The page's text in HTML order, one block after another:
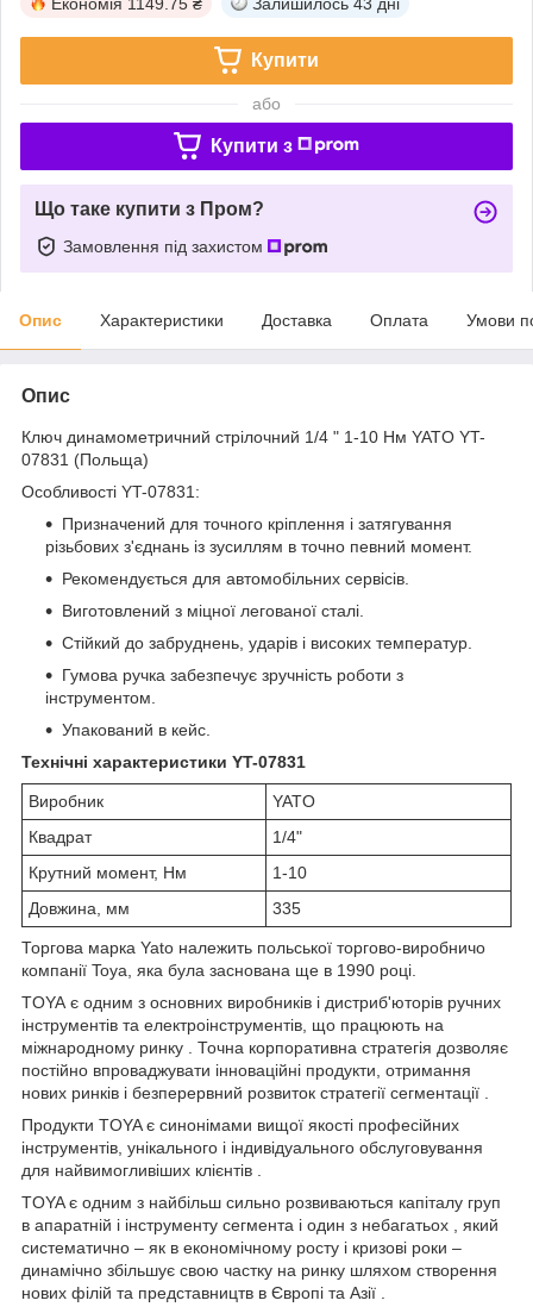
Купити
або
Купити з
Що таке купити з Пром?
Замовлення під захистом
Опис Характеристики Доставка Оплата Умови
Опис
Ключ динамометричний стрілочний 1/4 " 1-10 Нм YATO YT-
07831 (Польща)
Особливості YT-07831:
Призначений для точного кріплення і затягування
різьбових з'єднань із зусиллям в точно певний момент.
Рекомендується для автомобільних сервісів.
Виготовлений з міцної легованої сталі.
Стійкий до забруднень, ударів і високих температур.
Гумова ручка забезпечує зручність роботи з
інструментом.
Упакований в кейс.
Технічні характеристики YT-07831
Виробник
YATO
Квадрат
1/4"
Крутний момент, Нм
1-10
Довжина, мм
335
Торгова марка Yato належить польської торгово-виробничо
компанії Toya, яка була заснована ще в 1990 році.
TOYA є одним з основних виробників і дистриб'юторів ручних
інструментів та електроінструментів, що працюють на
міжнародному ринку . Точна корпоративна стратегія дозволяє
постійно впроваджувати інноваційні продукти, отримання
нових ринків і безперервний розвиток стратегії сегментації .
Продукти TOYA є синонімами вищої якості професійних
інструментів, унікального і індивідуального обслуговування
для найвимогливіших клієнтів .
TOYA є одним з найбільш сильно розвиваються капіталу груп
в апаратній і інструменту сегмента і один з небагатьох , який
систематично – як в економічному росту і кризові роки –
динамічно збільшує свою частку на ринку шляхом створення
нових філій та представництв в Європі та Азії .